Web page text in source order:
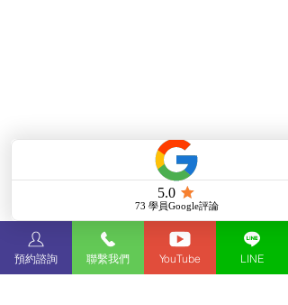
預約諮詢 聯繫我們 YouTube LINE